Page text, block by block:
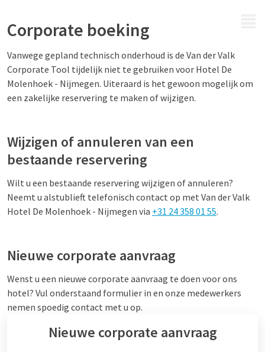
Corporate boeking
Vanwege gepland technisch onderhoud is de Van der Valk
Corporate Tool tijdelijk niet te gebruiken voor Hotel De
Molenhoek - Nijmegen. Uiteraard is het gewoon mogelijk om
een zakelijke reservering te maken of wijzigen.
Wijzigen of annuleren van een
bestaande reservering
Wilt u een bestaande reservering wijzigen of annuleren?
Neemt u alstublieft telefonisch contact op met Van der Valk
Hotel De Molenhoek - Nijmegen via +31 24 358 01 55.
Nieuwe corporate aanvraag
Wenst u een nieuwe corporate aanvraag te doen voor ons
hotel? Vul onderstaand formulier in en onze medewerkers
nemen spoedig contact met u op.
Nieuwe corporate aanvraag